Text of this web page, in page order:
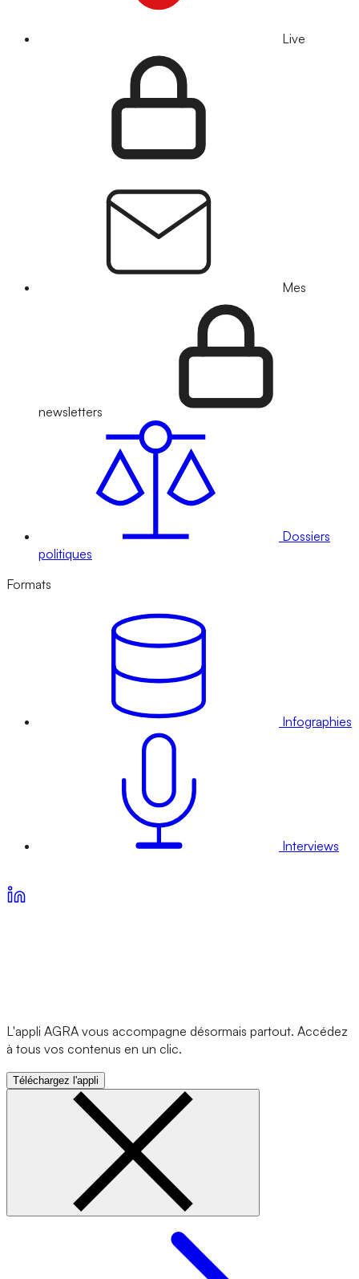
Live
Mes
newsletters
Dossiers
politiques
Formats
Infographies
Interviews
L'appli AGRA vous accompagne désormais partout. Accédez
à tous vos contenus en un clic.
Téléchargez l'appli